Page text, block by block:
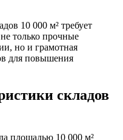
10 000 м² требует
только прочные
но и грамотная
для повышения
складов
площадью 10 000 м²